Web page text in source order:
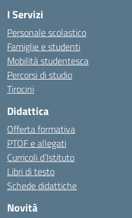
I Servizi
Personale scolastico
Famiglie e studenti
Mobilità studentesca
Percorsi di studio
Tirocini
Didattica
Offerta formativa
PTOF e allegati
Curricoli d’Istituto
Libri di testo
Schede didattiche
Novità